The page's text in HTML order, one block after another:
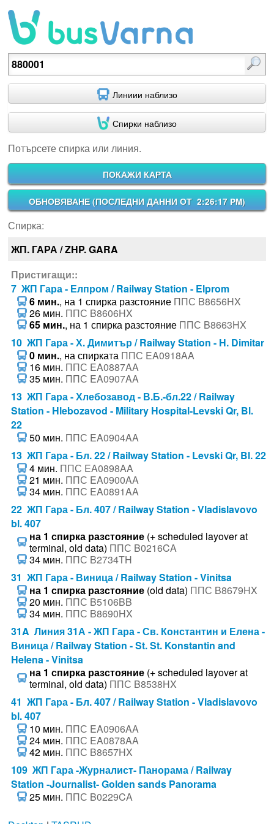
Потърсете спирка или линия.
Линиии наблизо
Спирки наблизо
Потърсете спирка или линия.
ПОКАЖИ КАРТА
ОБНОВЯВАНЕ (ПОСЛЕДНИ ДАННИ ОТ 2:26:17 PM)
Спирка:
ЖП. ГАРА / ZHP. GARA
Пристигащи::
7 ЖП Гара - Елпром / Railway Station - Elprom
6 мин., на 1 спирка разстояние ППС B8656HX
26 мин. ППС B8606HX
65 мин., на 1 спирка разстояние ППС B8663HX
10 ЖП Гара - Х. Димитър / Railway Station - H. Dimitar
0 мин., на спирката ППС EA0918AA
16 мин. ППС EA0887AA
35 мин. ППС EA0907AA
13 ЖП Гара - Хлебозавод - В.Б.-бл.22 / Railway
Station - Hlebozavod - Military Hospital-Levski Qr, Bl.
22
50 мин. ППС EA0904AA
13 ЖП Гара - Бл. 22 / Railway Station - Levski Qr, Bl. 22
4 мин. ППС EA0898AA
21 мин. ППС EA0900AA
34 мин. ППС EA0891AA
22 ЖП Гара - Бл. 407 / Railway Station - Vladislavovo
bl. 407
на 1 спирка разстояние(+ scheduled layover at
terminal, old data) ППС B0216CA
34 мин. ППС B2734TH
31 ЖП Гара - Виница / Railway Station - Vinitsa
на 1 спирка разстояние(old data) ППС B8679HX
20 мин. ППС B5106BB
34 мин. ППС B8690HX
31A Линия 31А - ЖП Гара - Св. Константин и Елена -
Виница / Railway Station - St. St. Konstantin and
Helena - Vinitsa
на 1 спирка разстояние(+ scheduled layover at
terminal, old data) ППС B8538HX
41 ЖП Гара - Бл. 407 / Railway Station - Vladislavovo
bl. 407
10 мин. ППС EA0906AA
24 мин. ППС EA0878AA
42 мин. ППС B8657HX
109 ЖП Гара -Журналист- Панорама / Railway
Station -Journalist- Golden sands Panorama
25 мин. ППС B0229CA